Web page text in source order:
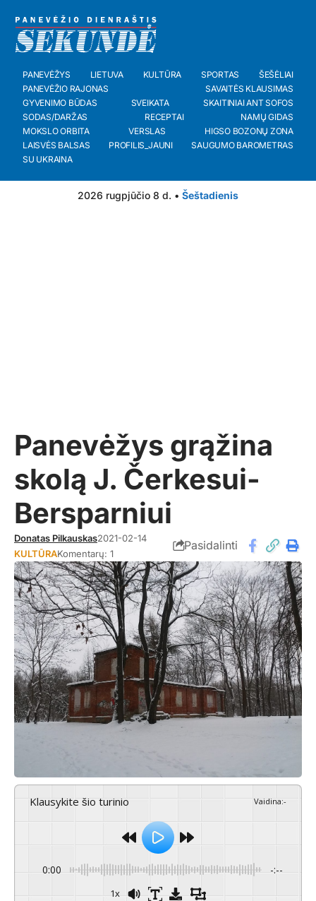
PANEVĖŽYS LIETUVA KULTŪRA SPORTAS
ŠEŠĖLIAI
PANEVĖŽIO RAJONAS
SAVAITĖS KLAUSIMAS
GYVENIMO BŪDAS
SVEIKATA
SKAITINIAI ANT SOFOS
SODAS/DARŽAS
RECEPTAI
NAMŲ GIDAS
MOKSLO ORBITA
VERSLAS
HIGSO BOZONŲ ZONA
LAISVĖS BALSAS
PROFILIS_JAUNI
SAUGUMO BAROMETRAS
SU UKRAINA
2026 rugpjūčio 8 d. • Šeštadienis
Panevėžys grąžina
skolą J. Čerkesui-
Bersparniui
Donatas Pilkauskas2021-02-14
KULTŪRAKomentarų: 1
Pasidalinti
Klausykite šio turinio Vaidina:-
0:00 -:--
1x